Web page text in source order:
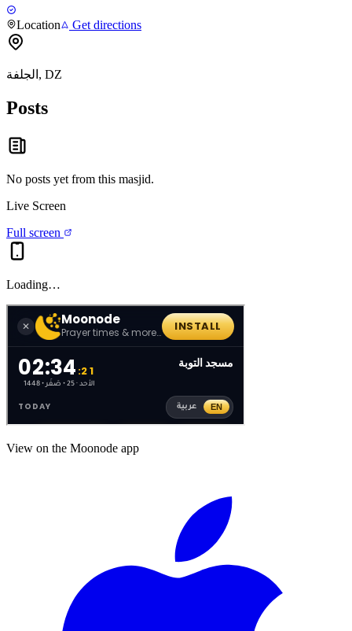
Location Get directions
الجلفة, DZ
Posts
No posts yet from this masjid.
Live Screen
Full screen
Loading…
View on the Moonode app